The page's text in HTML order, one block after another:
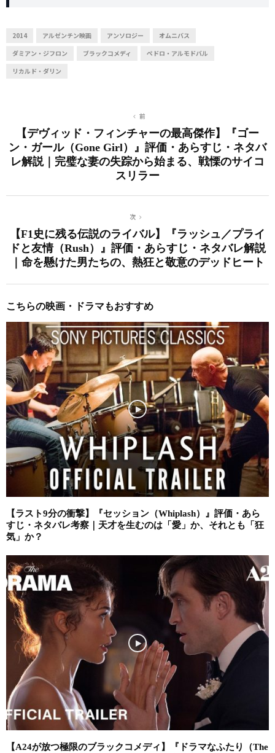
2014 アルゼンチン映画 アンソロジー
オムニバス
ダミアン・ジフロン
ブラックコメディ
ペドロ・アルモドバル
リカルド・ダリン
前
【デヴィッド・フィンチャーの最高傑作】『ゴー
ン・ガール（Gone Girl）』評価・あらすじ・ネタバ
レ解説｜完璧な妻の失踪から始まる、戦慄のサイコ
スリラー
次
【F1史に残る伝説のライバル】『ラッシュ／プライ
ドと友情（Rush）』評価・あらすじ・ネタバレ解説
｜命を懸けた男たちの、熱狂と敬意のデッドヒート
こちらの映画・ドラマもおすすめ
【ラスト9分の衝撃】『セッション（Whiplash）』評価・あら
すじ・ネタバレ考察｜天才を生むのは「愛」か、それとも「狂
気」か？
【A24が放つ極限のブラックコメディ】『ドラマなふたり（The